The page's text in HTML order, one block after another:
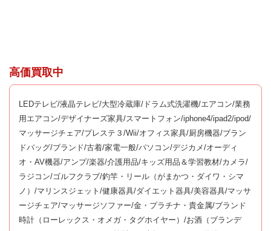
高価買取中
LEDテレビ/液晶テレビ/大型冷蔵庫/ドラム式洗濯機/エアコン/業務
用エアコン/デザイナーズ家具/スマートフォン/iphone4/ipad2/ipod/
マッサージチェア/プレステ３/Wii/オフィス家具/厨房機器/ブラン
ドバッグ/ブランド/古着/家電一般/パソコン/デジカメ/オーディ
オ・AV機器/アンプ/楽器/介護用品/キッズ用品＆学習教材/カメラ/
ラジコン/ゴルフクラブ/釣竿・リール（がまかつ・ダイワ・シマ
ノ）/マリンスジェット/健康器具/ダイエット器具/美容器具/マッサ
ージチェア/マッサージソファー/金・プラチナ・貴金属/ブランド
時計（ローレックス・オメガ・タグホイヤー）/お酒（ブランデ